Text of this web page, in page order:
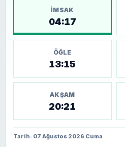
İMSAK
04:17
ÖĞLE
13:15
AKŞAM
20:21
Tarih: 07 Ağustos 2026 Cuma